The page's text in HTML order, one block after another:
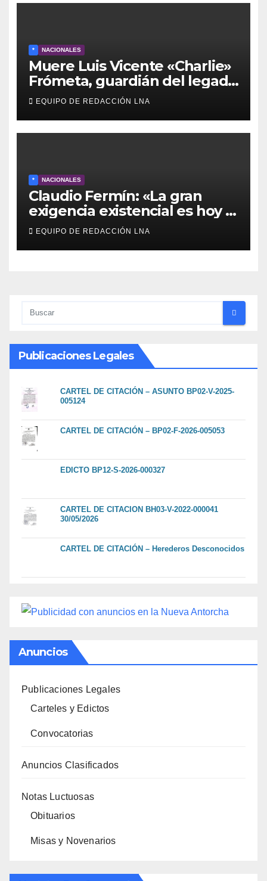
* NACIONALES
Muere Luis Vicente «Charlie»
Frómeta, guardián del legado
musical de la Billo’s Caracas
Boys
EQUIPO DE REDACCIÓN LNA
* NACIONALES
Claudio Fermín: «La gran
exigencia existencial es hoy la
defensa de la soberanía»
EQUIPO DE REDACCIÓN LNA
Publicaciones Legales
CARTEL DE CITACIÓN – ASUNTO BP02-V-2025-
005124
CARTEL DE CITACIÓN – BP02-F-2026-005053
EDICTO BP12-S-2026-000327
CARTEL DE CITACION BH03-V-2022-000041
30/05/2026
CARTEL DE CITACIÓN – Herederos Desconocidos
Anuncios
Publicaciones Legales
Carteles y Edictos
Convocatorias
Anuncios Clasificados
Notas Luctuosas
Obituarios
Misas y Novenarios